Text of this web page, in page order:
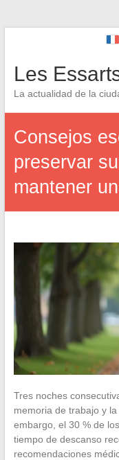
Les
La actualidad de la
Consejos
preservar
mantener
Tres noches
memoria de trabajo y
embargo, el 30 % de
tiempo de descanso
recomendaciones